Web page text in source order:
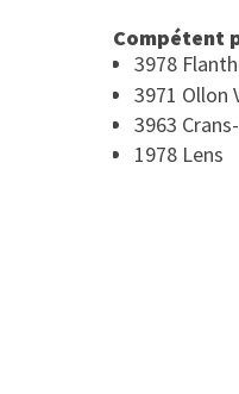
Compétent
3978
3971 Ollon
3963
1978 Lens